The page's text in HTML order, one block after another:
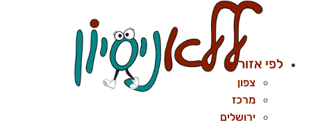
לפי אזור
צפון
מרכז
ירושלים